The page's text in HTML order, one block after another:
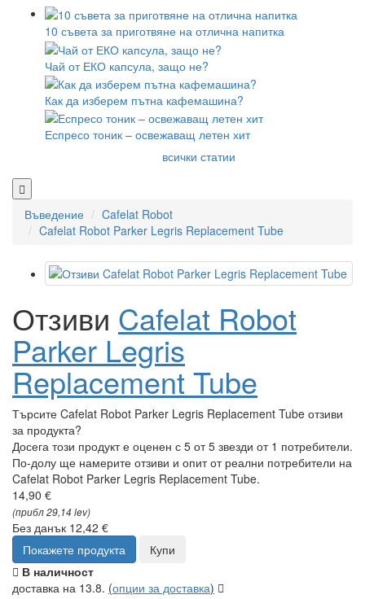
10 съвета за приготвяне на отлична напитка
Чай от ЕКО капсула, защо не?
Как да изберем пътна кафемашина?
Еспресо тоник – освежаващ летен хит
всички статии
Въведение
Cafelat Robot
Cafelat Robot Parker Legris Replacement Tube
Отзиви Cafelat Robot
Parker Legris
Replacement Tube
Търсите Cafelat Robot Parker Legris Replacement Tube отзиви
за продукта?
Досега този продукт е оценен с 5 от 5 звезди от 1 потребители.
По-долу ще намерите отзиви и опит от реални потребители на
Cafelat Robot Parker Legris Replacement Tube.
14,90 €
(прибл 29,14 lev)
Без данък 12,42 €
Покажете продукта
Купи
В наличност
доставка на 13.8. (опции за доставка)